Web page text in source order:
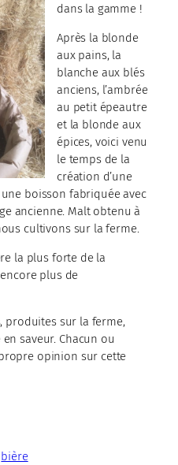
dans la gamme !
Après la blonde
aux pains, la
blanche aux blés
anciens, l’ambrée
au petit épeautre
et la blonde aux
épices, voici venu
le temps de la
création d’une
une boisson fabriquée avec
ancienne. Malt obtenu à
cultivons sur la ferme.
la plus forte de la
plus de
produites sur la ferme,
saveur. Chacun ou
opinion sur cette
bière